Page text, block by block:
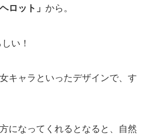
ヘロット」 から。
い！
キャラといったデザインで、す
になってくれるとなると、自然